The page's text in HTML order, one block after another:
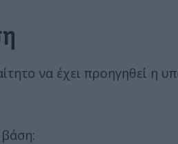
να έχει προηγηθεί η
βάση: